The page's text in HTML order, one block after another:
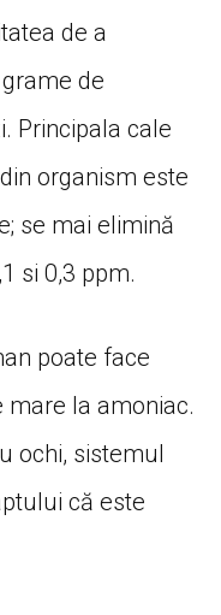
de a
de
Principala cale
organism este
se mai elimină
si 0,3 ppm.
poate face
la amoniac.
ochi, sistemul
că este